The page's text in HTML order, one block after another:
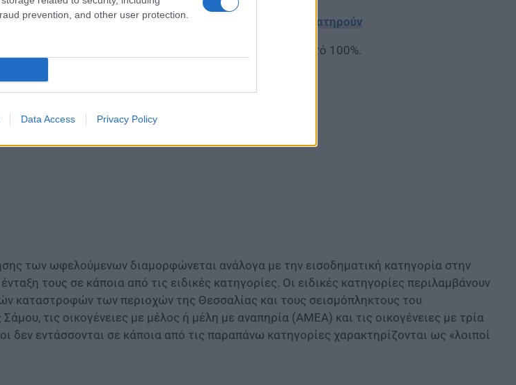
prevention, and other user protection.
Data Access Privacy Policy
Δείτε ποιές καταργούν τις προμήθειες και ποιές τις διατηρούν
σύμβασης είναι σταθερό και επιδοτούμενο σε ποσοστό 100%.
των ωφελούμενων διαμορφώνεται ανάλογα με την εισοδηματική κατηγορία στην
τους σε κάποια από τις ειδικές κατηγορίες. Οι ειδικές κατηγορίες περιλαμβάνουν
καταστροφών των περιοχών της Θεσσαλίας και τους σεισμόπληκτους του
τις οικογένειες με μέλος ή μέλη με αναπηρία (ΑΜΕΑ) και τις οικογένειες με τρία
δεν εντάσσονται σε κάποια από τις παραπάνω κατηγορίες χαρακτηρίζονται ως «λοιποί